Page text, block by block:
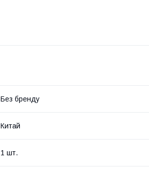
Без бренду
Китай
1 шт.